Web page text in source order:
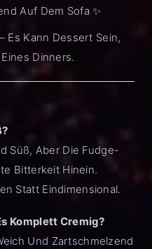
Auf Dem Sofa ✨
Es Kann Dessert Sein,
Dinners.
Süß, Aber Die Fudge-
Bitterkeit Hinein.
Statt Eindimensional.
Komplett Cremig?
Und Zartschmelzend